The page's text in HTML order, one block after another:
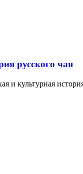
русского чая
и культурная